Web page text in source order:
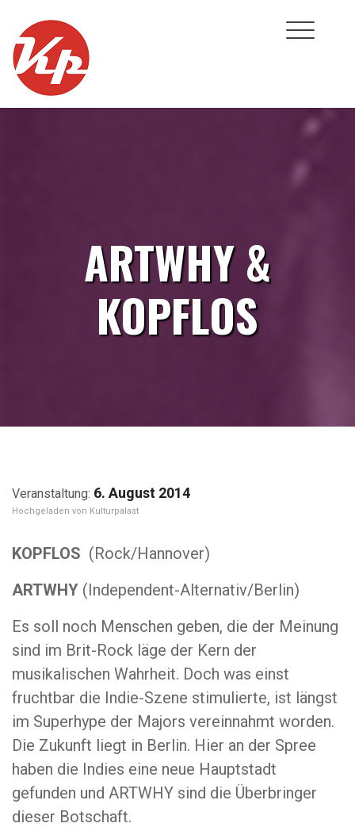
content
ARTWHY &
KOPFLOS
6. August 2014
Kulturpalast
KOPFLOS (Rock/Hannover)
ARTWHY (Independent-Alternativ/Berlin)
Es soll noch Menschen geben, die der Meinung
sind im Brit-Rock läge der Kern der
musikalischen Wahrheit. Doch was einst
fruchtbar die Indie-Szene stimulierte, ist längst
im Superhype der Majors vereinnahmt worden.
Die Zukunft liegt in Berlin. Hier an der Spree
haben die Indies eine neue Hauptstadt
gefunden und ARTWHY sind die Überbringer
dieser Botschaft.